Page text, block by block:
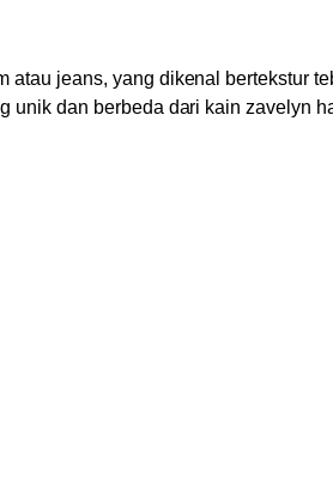
jeans, yang dikenal bertekstur
dan berbeda dari kain zavelyn